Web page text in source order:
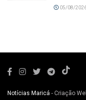
05/08/
Notícias Maricá - Criação